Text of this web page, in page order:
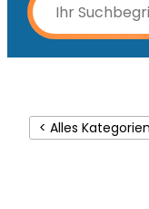
< Alles Kategorien